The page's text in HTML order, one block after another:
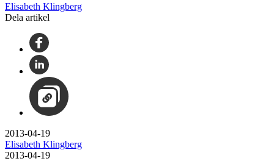
Elisabeth Klingberg
Dela artikel
2013-04-19
Elisabeth Klingberg
2013-04-19